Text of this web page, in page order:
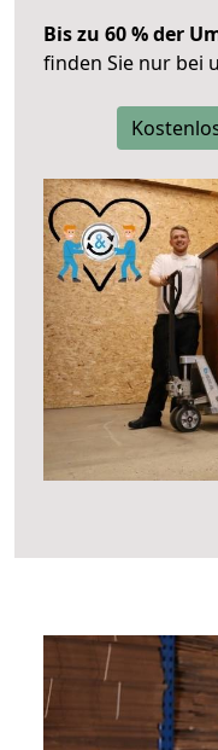
Bis zu 60 % der
finden Sie nur bei